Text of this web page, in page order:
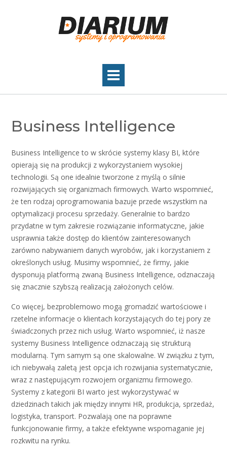
Business Intelligence
Business Intelligence to w skrócie systemy klasy BI, które
opierają się na produkcji z wykorzystaniem wysokiej
technologii. Są one idealnie tworzone z myślą o silnie
rozwijających się organizmach firmowych. Warto wspomnieć,
że ten rodzaj oprogramowania bazuje przede wszystkim na
optymalizacji procesu sprzedaży. Generalnie to bardzo
przydatne w tym zakresie rozwiązanie informatyczne, jakie
usprawnia także dostęp do klientów zainteresowanych
zarówno nabywaniem danych wyrobów, jak i korzystaniem z
określonych usług. Musimy wspomnieć, że firmy, jakie
dysponują platformą zwaną Business Intelligence, odznaczają
się znacznie szybszą realizacją założonych celów.
Co więcej, bezproblemowo mogą gromadzić wartościowe i
rzetelne informacje o klientach korzystających do tej pory ze
świadczonych przez nich usług. Warto wspomnieć, iż nasze
systemy Business Intelligence odznaczają się strukturą
modularną. Tym samym są one skalowalne. W związku z tym,
ich niebywałą zaletą jest opcja ich rozwijania systematycznie,
wraz z następującym rozwojem organizmu firmowego.
Systemy z kategorii BI warto jest wykorzystywać w
dziedzinach takich jak między innymi HR, produkcja, sprzedaż,
logistyka, transport. Pozwalają one na poprawne
funkcjonowanie firmy, a także efektywne wspomaganie jej
rozkwitu na rynku.